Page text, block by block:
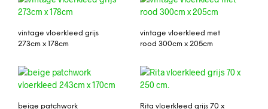
vintage vloerkleed grijs
273cm x 178cm
vintage vloerkleed met
rood 300cm x 205cm
beige patchwork
Rita vloerkleed grijs 70 x